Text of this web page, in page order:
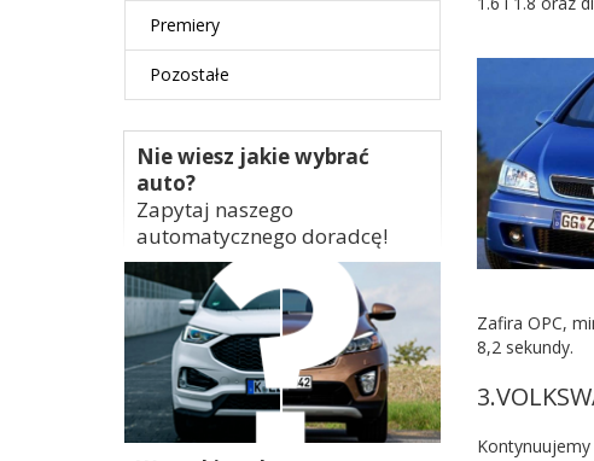
Zafira OPC,
8,2 sekundy.
Premiery
Pozostałe
Nie wiesz jakie wybrać
auto?
Zapytaj naszego
automatycznego doradcę!